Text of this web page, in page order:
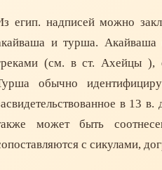
егип. надписей можно
и турша. Акайваша
(см. в ст. Ахейцы ),
обычно
в 13
может быть
с сикулами,